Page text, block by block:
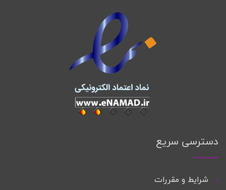
دسترسی سریع
شرایط و مقررات